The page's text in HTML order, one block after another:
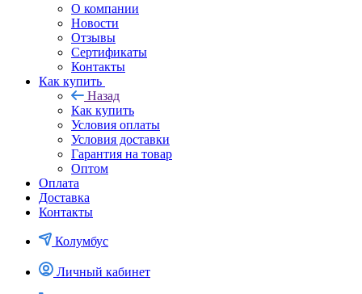
О компании
Новости
Отзывы
Сертификаты
Контакты
Как купить
Назад
Как купить
Условия оплаты
Условия доставки
Гарантия на товар
Оптом
Оплата
Доставка
Контакты
Колумбус
Личный кабинет